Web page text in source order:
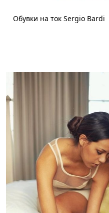
Обувки на ток Sergio Bardi